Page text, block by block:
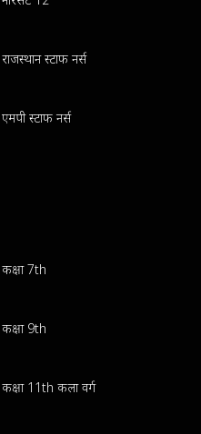
राजस्थान स्टाफ नर्स
एमपी स्टाफ नर्स
कक्षा 7th
कक्षा 9th
कक्षा 11th कला वर्ग